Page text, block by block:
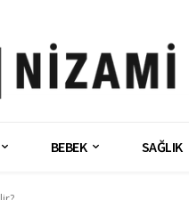
BEBEK SAĞLIK